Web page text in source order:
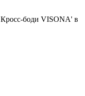
Кросс-боди VISONA' в